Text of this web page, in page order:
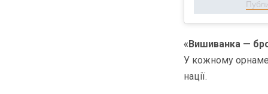
«Вишиванка —
У кожному
нації.